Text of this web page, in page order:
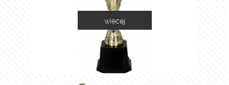
3086A
więcej